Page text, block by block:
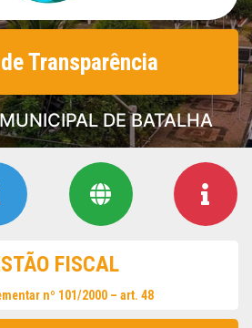
Transparência
DE BATALHA
FISCAL
nº 101/2000 – art. 48